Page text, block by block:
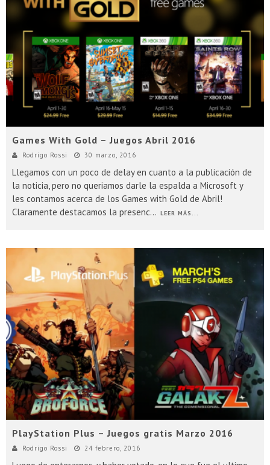
Games With Gold – Juegos Abril 2016
Rodrigo Rossi 30 marzo, 2016
Llegamos con un poco de delay en cuanto a la publicación de
la noticia, pero no queriamos darle la espalda a Microsoft y
les contamos acerca de los Games with Gold de Abril!
Claramente destacamos la presenc... LEER MÁS...
PlayStation Plus – Juegos gratis Marzo 2016
Rodrigo Rossi 24 febrero, 2016